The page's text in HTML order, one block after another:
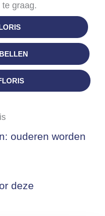
graag.
ouderen worden
deze
Pagina PaginaPagina